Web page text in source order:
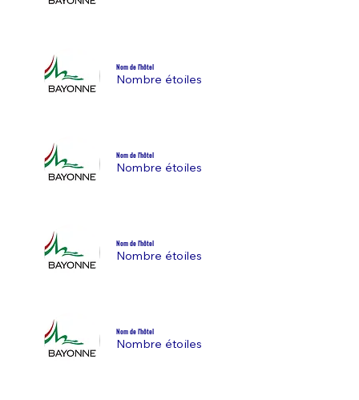
Nom de l'hôtel
Nombre étoiles
Nom de l'hôtel
Nombre étoiles
Nom de l'hôtel
Nombre étoiles
Nom de l'hôtel
Nombre étoiles